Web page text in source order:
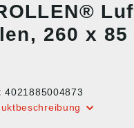
260 x
4021885004873